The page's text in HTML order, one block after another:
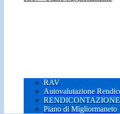
RAV
Autovalutazione
Piano di Migliormaneto